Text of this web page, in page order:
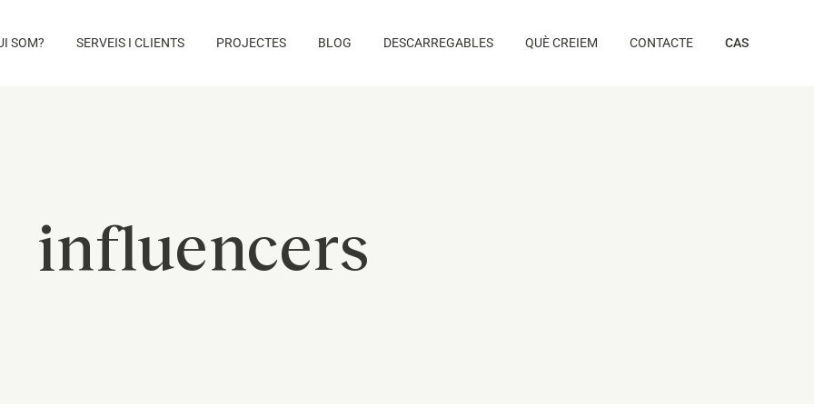
SOM? SERVEIS I CLIENTS PROJECTES BLOG DESCARREGABLES QUÈ CREIEM CONTACTE CAS
influencers